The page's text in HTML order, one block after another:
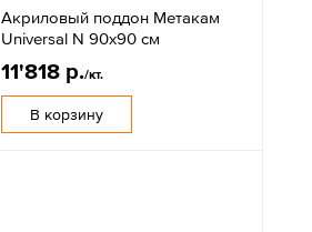
Акриловый поддон Метакам
Universal N 90х90 см
11'818 р./кт.
В корзину